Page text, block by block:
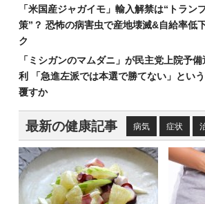
「米国産ジャガイモ」輸入解禁は“トラン
策”？ 恐怖の病害虫で産地壊滅&自給率低
ク
「ミシガンのマムダニ」が民主党上院予
利 「急進左派では本選で勝てない」とい
覆すか
最新の健康記事 病気 症状